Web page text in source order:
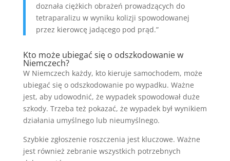
doznała ciężkich obrażeń prowadzących do
tetraparalizu w wyniku kolizji spowodowanej
przez kierowcę jadącego pod prąd.”
Kto może ubiegać się o odszkodowanie w
Niemczech?
W Niemczech każdy, kto kieruje samochodem, może
ubiegać się o odszkodowanie po wypadku. Ważne
jest, aby udowodnić, że wypadek spowodował duże
szkody. Trzeba też pokazać, że wypadek był wynikiem
działania umyślnego lub nieumyślnego.
Szybkie zgłoszenie roszczenia jest kluczowe. Ważne
jest również zebranie wszystkich potrzebnych